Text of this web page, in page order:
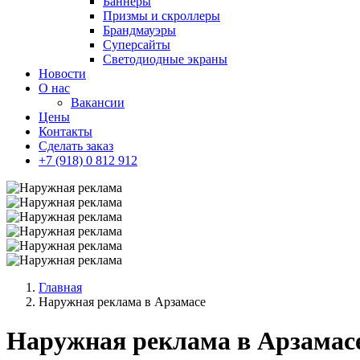
Призмы и скроллеры
Брандмауэры
Суперсайты
Cветодиодные экраны
Новости
О нас
Вакансии
Цены
Контакты
Сделать заказ
+7 (918) 0 812 912
Главная
Наружная реклама в Арзамасе
Наружная реклама в